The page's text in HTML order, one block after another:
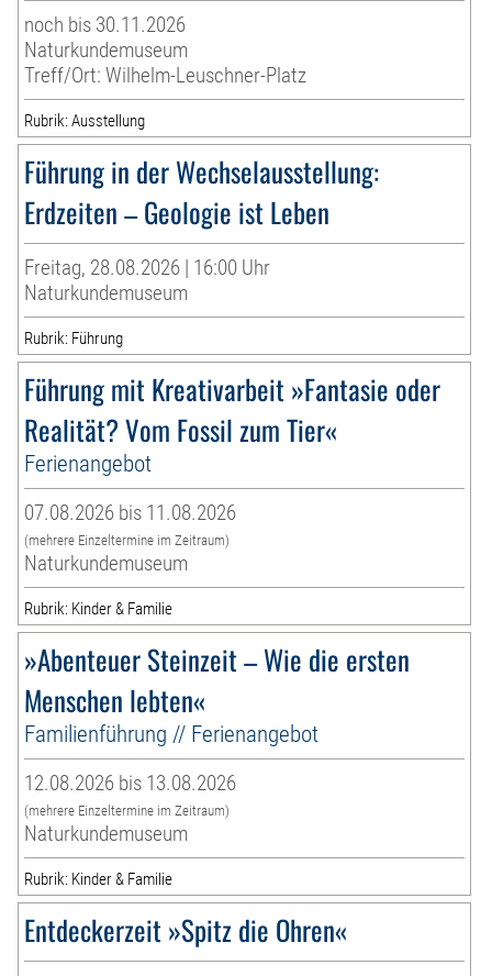
noch bis 30.11.2026
Naturkundemuseum
Treff/Ort: Wilhelm-Leuschner-Platz
Rubrik: Ausstellung
Führung in der Wechselausstellung:
Erdzeiten – Geologie ist Leben
Freitag, 28.08.2026 | 16:00 Uhr
Naturkundemuseum
Rubrik: Führung
Führung mit Kreativarbeit »Fantasie oder
Realität? Vom Fossil zum Tier«
Ferienangebot
07.08.2026 bis 11.08.2026
(mehrere Einzeltermine im Zeitraum)
Naturkundemuseum
Rubrik: Kinder & Familie
»Abenteuer Steinzeit – Wie die ersten
Menschen lebten«
Familienführung // Ferienangebot
12.08.2026 bis 13.08.2026
(mehrere Einzeltermine im Zeitraum)
Naturkundemuseum
Rubrik: Kinder & Familie
Entdeckerzeit »Spitz die Ohren«